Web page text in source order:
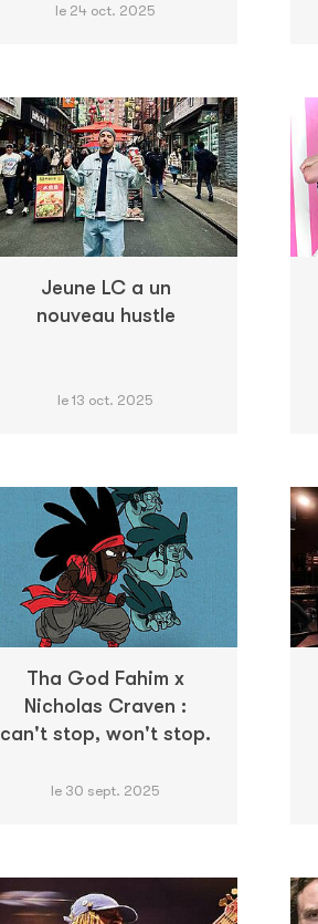
le 24 oct. 2025
Jeune LC a un
nouveau hustle
le 13 oct. 2025
Tha God Fahim x
Nicholas Craven :
can't stop, won't stop.
le 30 sept. 2025